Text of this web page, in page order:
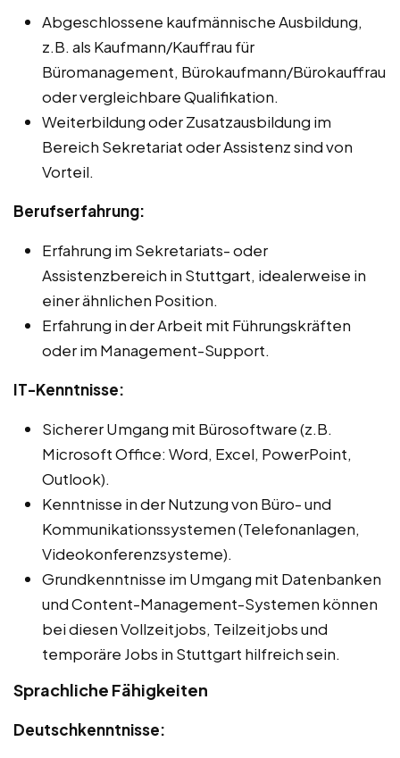
Abgeschlossene kaufmännische Ausbildung,
z.B. als Kaufmann/Kauffrau für
Büromanagement, Bürokaufmann/Bürokauffrau
oder vergleichbare Qualifikation.
Weiterbildung oder Zusatzausbildung im
Bereich Sekretariat oder Assistenz sind von
Vorteil.
Berufserfahrung:
Erfahrung im Sekretariats- oder
Assistenzbereich in Stuttgart, idealerweise in
einer ähnlichen Position.
Erfahrung in der Arbeit mit Führungskräften
oder im Management-Support.
IT-Kenntnisse:
Sicherer Umgang mit Bürosoftware (z.B.
Microsoft Office: Word, Excel, PowerPoint,
Outlook).
Kenntnisse in der Nutzung von Büro- und
Kommunikationssystemen (Telefonanlagen,
Videokonferenzsysteme).
Grundkenntnisse im Umgang mit Datenbanken
und Content-Management-Systemen können
bei diesen Vollzeitjobs, Teilzeitjobs und
temporäre Jobs in Stuttgart hilfreich sein.
Sprachliche Fähigkeiten
Deutschkenntnisse: